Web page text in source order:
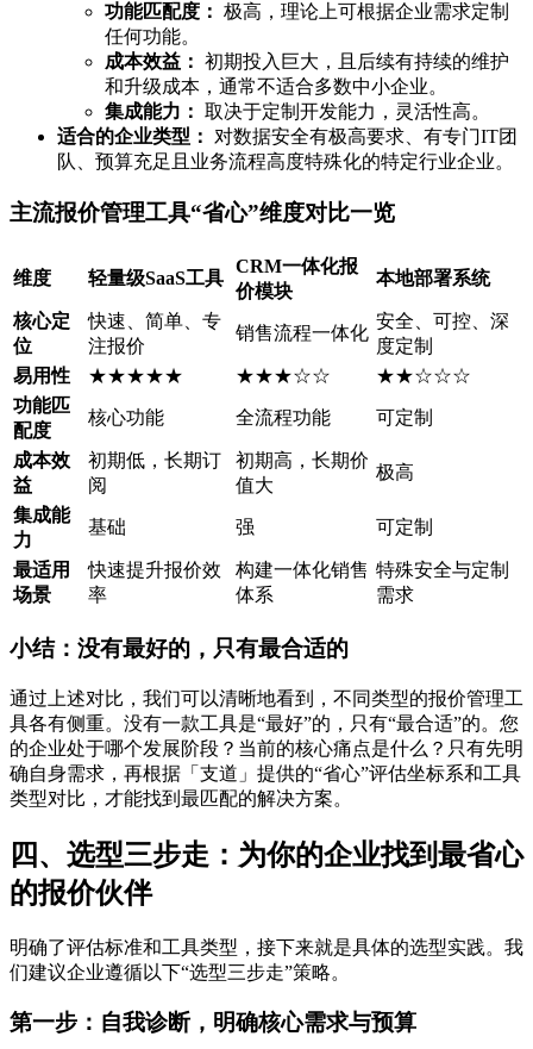
功能匹配度： 极高，理论上可根据企业需求定制
任何功能。
成本效益： 初期投入巨大，且后续有持续的维护
和升级成本，通常不适合多数中小企业。
集成能力： 取决于定制开发能力，灵活性高。
适合的企业类型：
对数据安全有极高要求、有专门IT团
队、预算充足且业务流程高度特殊化的特定行业企业。
主流报价管理工具“省心”维度对比一览
维度 轻量级SaaS工具
CRM一体化报
价模块
本地部署系统
核心定
位
快速、简单、专
注报价
销售流程一体化
安全、可控、深
度定制
易用性
★★★★★ ★★★☆☆
★★☆☆☆
功能匹
配度
核心功能 全流程功能 可定制
成本效
益
初期低，长期订
阅
初期高，长期价
值大
极高
集成能
力
基础 强 可定制
最适用
场景
快速提升报价效
率
构建一体化销售
体系
特殊安全与定制
需求
小结：没有最好的，只有最合适的
通过上述对比，我们可以清晰地看到，不同类型的报价管理工
具各有侧重。没有一款工具是“最好”的，只有“最合适”的。您
的企业处于哪个发展阶段？当前的核心痛点是什么？只有先明
确自身需求，再根据「支道」提供的“省心”评估坐标系和工具
类型对比，才能找到最匹配的解决方案。
四、选型三步走：为你的企业找到最省心
的报价伙伴
明确了评估标准和工具类型，接下来就是具体的选型实践。我
们建议企业遵循以下“选型三步走”策略。
第一步：自我诊断，明确核心需求与预算